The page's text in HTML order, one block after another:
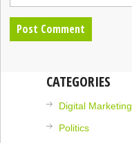
CATEGORIES
Digital Marketing
Politics